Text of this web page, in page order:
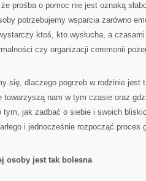
prośba o pomoc nie jest oznaką
potrzebujemy wsparcia zarówno
ktoś, kto wysłucha, a
czy organizacji ceremonii
się, dlaczego pogrzeb w rodzinie jest
towarzyszą nam w tym czasie oraz
tym, jak zadbać o siebie i swoich
i jednocześnie rozpocząć proces
osoby jest tak bolesna